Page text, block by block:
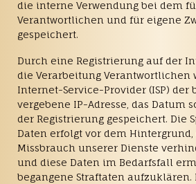
die interne Verwendung bei dem
Verantwortlichen und für eigene
gespeichert.
Durch eine Registrierung auf der
die Verarbeitung Verantwortlichen
Internet-Service-Provider (ISP) der
vergebene IP-Adresse, das Datum
der Registrierung gespeichert. Die
Daten erfolgt vor dem Hintergrund,
Missbrauch unserer Dienste
und diese Daten im Bedarfsfall
begangene Straftaten aufzuklären.